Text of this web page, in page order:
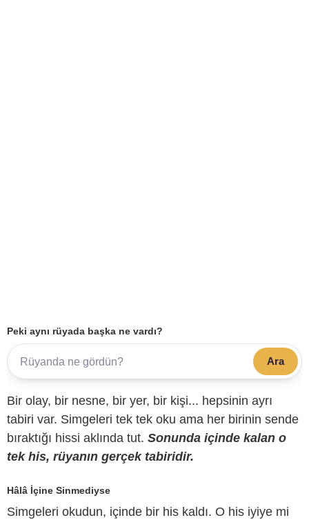
Peki aynı rüyada başka ne vardı?
Ara
Bir olay, bir nesne, bir yer, bir kişi... hepsinin ayrı
tabiri var. Simgeleri tek tek oku ama her birinin sende
bıraktığı hissi aklında tut. Sonunda içinde kalan o
tek his, rüyanın gerçek tabiridir.
Hâlâ İçine Sinmediyse
Simgeleri okudun, içinde bir his kaldı. O his iyiye mi